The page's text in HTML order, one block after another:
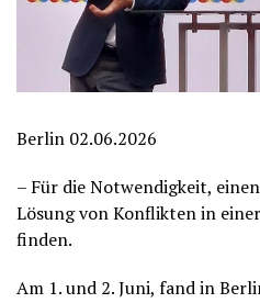
Berlin 02.06.2026
– Für die Notwendigkeit,
Lösung von Konflikten in
finden.
Am 1. und 2. Juni, fand in